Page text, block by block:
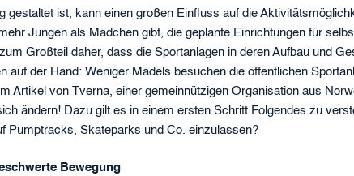
gestaltet ist, kann einen großen Einfluss auf die
Jungen als Mädchen gibt, die geplante Einrichtungen für
Großteil daher, dass die Sportanlagen in deren Aufbau und
auf der Hand: Weniger Mädels besuchen die öffentlichen
Artikel von Tverna, einer gemeinnützigen Organisation aus
ändern! Dazu gilt es in einem ersten Schritt Folgendes zu
Pumptracks, Skateparks und Co. einzulassen?
Bewegung